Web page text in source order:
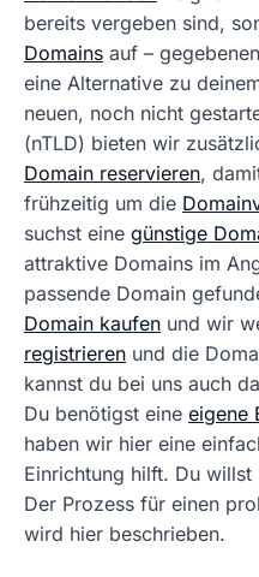
bereits vergeben sind,
Domains auf –
eine Alternative zu
neuen, noch nicht
(nTLD) bieten wir
Domain reservieren,
frühzeitig um die
suchst eine günstige
attraktive Domains im
passende Domain
Domain kaufen und wir
registrieren und die
kannst du bei uns auch
Du benötigst eine eigene
haben wir hier eine
Einrichtung hilft. Du willst
Der Prozess für einen
wird hier beschrieben.